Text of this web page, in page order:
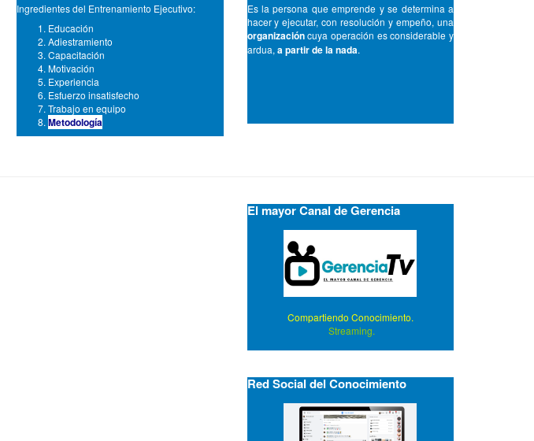
Ingredientes del Entrenamiento Ejecutivo:
Educación
Adiestramiento
Capacitación
Motivación
Experiencia
Esfuerzo insatisfecho
Trabajo en equipo
Metodología
Es la persona que emprende y se determina a
hacer y ejecutar, con resolución y empeño, una
organizacióncuya operación es considerable y
ardua, a partir de la nada.
El mayor Canal de Gerencia
Compartiendo Conocimiento.
Streaming.
Red Social del Conocimiento